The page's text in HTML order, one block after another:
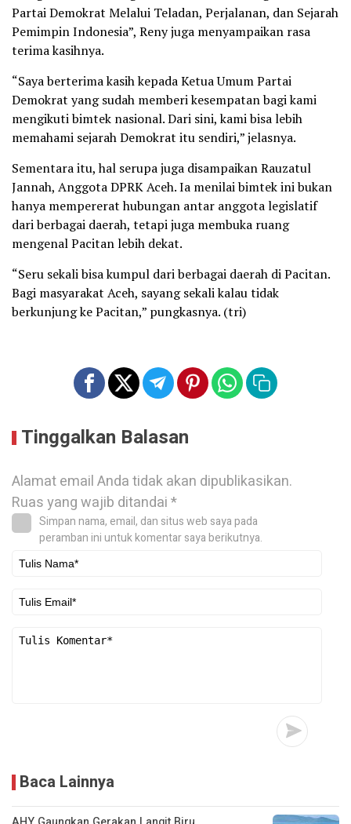
Partai Demokrat Melalui Teladan, Perjalanan, dan Sejarah
Pemimpin Indonesia”, Reny juga menyampaikan rasa
terima kasihnya.
“Saya berterima kasih kepada Ketua Umum Partai
Demokrat yang sudah memberi kesempatan bagi kami
mengikuti bimtek nasional. Dari sini, kami bisa lebih
memahami sejarah Demokrat itu sendiri,” jelasnya.
Sementara itu, hal serupa juga disampaikan Rauzatul
Jannah, Anggota DPRK Aceh. Ia menilai bimtek ini bukan
hanya mempererat hubungan antar anggota legislatif
dari berbagai daerah, tetapi juga membuka ruang
mengenal Pacitan lebih dekat.
“Seru sekali bisa kumpul dari berbagai daerah di Pacitan.
Bagi masyarakat Aceh, sayang sekali kalau tidak
berkunjung ke Pacitan,” pungkasnya. (tri)
Tinggalkan Balasan
Alamat email Anda tidak akan dipublikasikan.
Ruas yang wajib ditandai*
Simpan nama, email, dan situs web saya pada
peramban ini untuk komentar saya berikutnya.
Baca Lainnya